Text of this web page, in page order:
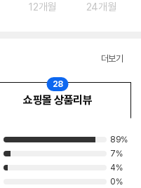
12개월 24개월
더보기
쇼핑몰 상품리뷰
28
89%
7%
4%
0%